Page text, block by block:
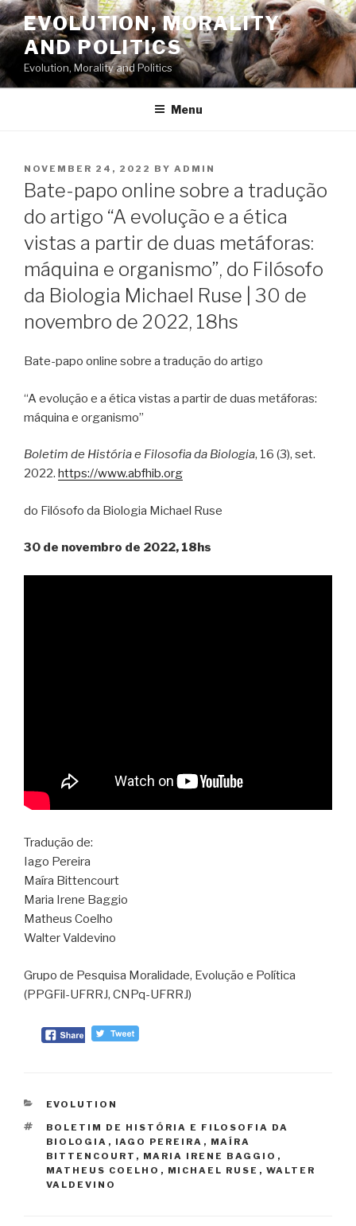
Skip
to
content
EVOLUTION, MORALITY
AND POLITICS
Evolution, Morality and Politics
Menu
POSTED
ON
NOVEMBER 24, 2022 BY ADMIN
Bate-papo online sobre a tradução
do artigo “A evolução e a ética
vistas a partir de duas metáforas:
máquina e organismo”, do Filósofo
da Biologia Michael Ruse | 30 de
novembro de 2022, 18hs
Bate-papo online sobre a tradução do artigo
“A evolução e a ética vistas a partir de duas metáforas:
máquina e organismo”
Boletim de História e Filosofia da Biologia, 16 (3), set.
2022. https://www.abfhib.org
do Filósofo da Biologia Michael Ruse
30 de novembro de 2022, 18hs
Tradução de:
Iago Pereira
Maíra Bittencourt
Maria Irene Baggio
Matheus Coelho
Walter Valdevino
Grupo de Pesquisa Moralidade, Evolução e Política
(PPGFil-UFRRJ, CNPq-UFRRJ)
CATEGORIES
EVOLUTION
TAGS
BOLETIM DE HISTÓRIA E FILOSOFIA DA
BIOLOGIA , IAGO PEREIRA , MAÍRA
BITTENCOURT , MARIA IRENE BAGGIO ,
MATHEUS COELHO , MICHAEL RUSE , WALTER
VALDEVINO